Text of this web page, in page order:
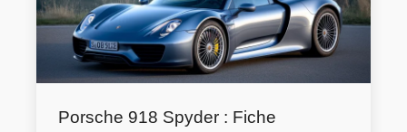
Porsche 918 Spyder : Fiche